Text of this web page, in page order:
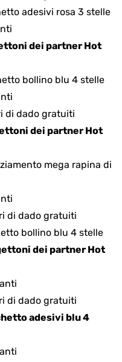
adesivi rosa 3 stelle
dei partner Hot
bollino blu 4 stelle
di dado gratuiti
dei partner Hot
mega rapina di
di dado gratuiti
bollino blu 4 stelle
dei partner Hot
di dado gratuiti
adesivi blu 4